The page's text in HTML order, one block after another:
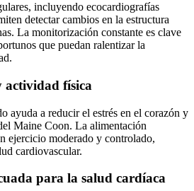
incluyendo ecocardiografías
detectar cambios en la estructura
La monitorización constante es clave
que puedan ralentizar la
actividad física
ayuda a reducir el estrés en el corazón y
Maine Coon. La alimentación
ejercicio moderado y controlado,
cardiovascular.
para la salud cardíaca